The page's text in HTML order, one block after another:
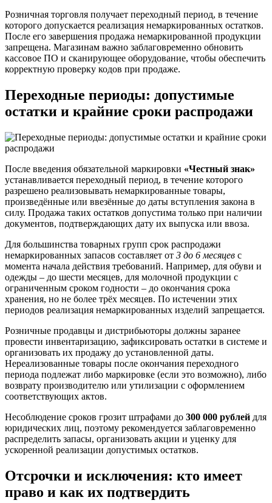
Розничная торговля получает переходный период, в течение
которого допускается реализация немаркированных остатков.
После его завершения продажа немаркированной продукции
запрещена. Магазинам важно заблаговременно обновить
кассовое ПО и сканирующее оборудование, чтобы обеспечить
корректную проверку кодов при продаже.
Переходные периоды: допустимые
остатки и крайние сроки распродажи
После введения обязательной маркировки «Честный знак»
устанавливается переходный период, в течение которого
разрешено реализовывать немаркированные товары,
произведённые или ввезённые до даты вступления закона в
силу. Продажа таких остатков допустима только при наличии
документов, подтверждающих дату их выпуска или ввоза.
Для большинства товарных групп срок распродажи
немаркированных запасов составляет от 3 до 6 месяцев с
момента начала действия требований. Например, для обуви и
одежды – до шести месяцев, для молочной продукции с
ограниченным сроком годности – до окончания срока
хранения, но не более трёх месяцев. По истечении этих
периодов реализация немаркированных изделий запрещается.
Розничные продавцы и дистрибьюторы должны заранее
провести инвентаризацию, зафиксировать остатки в системе и
организовать их продажу до установленной даты.
Нереализованные товары после окончания переходного
периода подлежат либо маркировке (если это возможно), либо
возврату производителю или утилизации с оформлением
соответствующих актов.
Несоблюдение сроков грозит штрафами до 300 000 рублей для
юридических лиц, поэтому рекомендуется заблаговременно
распределить запасы, организовать акции и уценку для
ускоренной реализации допустимых остатков.
Отсрочки и исключения: кто имеет
право и как их подтвердить